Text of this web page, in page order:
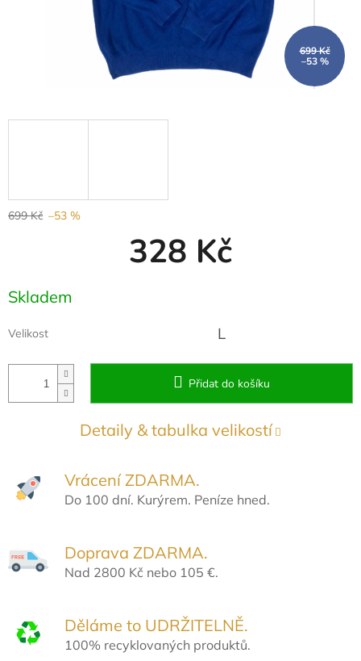
699 Kč
–53 %
699 Kč –53 %
328 Kč
Měrná
cena:
Skladem
Velikost L
Přidat do košíku
Detaily & tabulka velikostí
Vrácení ZDARMA.
Do 100 dní. Kurýrem. Peníze hned.
Doprava ZDARMA.
Nad 2800 Kč nebo 105 €.
Děláme to UDRŽITELNĚ.
100% recyklovaných produktů.